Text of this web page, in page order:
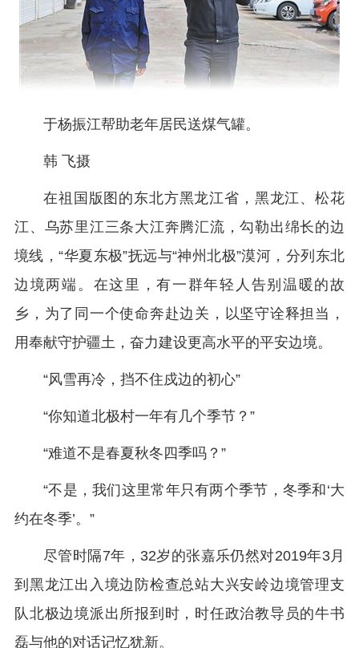
于杨振江帮助老年居民送煤气罐。
韩 飞摄
在祖国版图的东北方黑龙江省，黑龙江、松花
江、乌苏里江三条大江奔腾汇流，勾勒出绵长的边
境线，“华夏东极”抚远与“神州北极”漠河，分列东北
边境两端。在这里，有一群年轻人告别温暖的故
乡，为了同一个使命奔赴边关，以坚守诠释担当，
用奉献守护疆土，奋力建设更高水平的平安边境。
“风雪再冷，挡不住戍边的初心”
“你知道北极村一年有几个季节？”
“难道不是春夏秋冬四季吗？”
“不是，我们这里常年只有两个季节，冬季和‘大
约在冬季’。”
尽管时隔7年，32岁的张嘉乐仍然对2019年3月
到黑龙江出入境边防检查总站大兴安岭边境管理支
队北极边境派出所报到时，时任政治教导员的牛书
磊与他的对话记忆犹新。